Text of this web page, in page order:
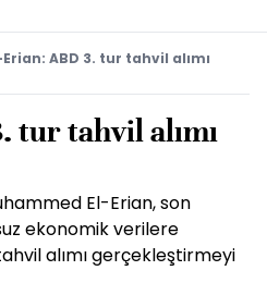
Erian: ABD 3. tur tahvil alımı
tur tahvil alımı
El-Erian, son
ekonomik verilere
alımı gerçekleştirmeyi